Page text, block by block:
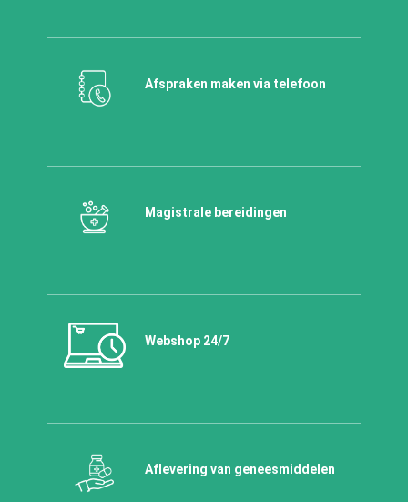
Afspraken maken via telefoon
Magistrale bereidingen
Webshop 24/7
Aflevering van geneesmiddelen